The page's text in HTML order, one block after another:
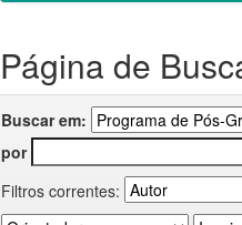
Página de
Buscar em:
por
Filtros correntes: